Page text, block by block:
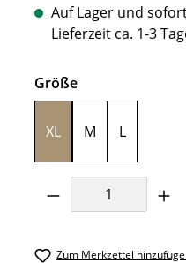
Auf Lager und
Lieferzeit ca. 1-3
Größeauswählen
XL M L
Produkt
Zum Merkzettel